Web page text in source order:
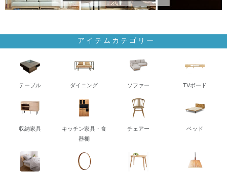
アイテムカテゴリー
テーブル ダイニング ソファー TVボード
収納家具
キッチン家具・食
器棚
チェアー ベッド